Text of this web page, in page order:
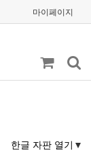
마이페이지
한글 자판 열기